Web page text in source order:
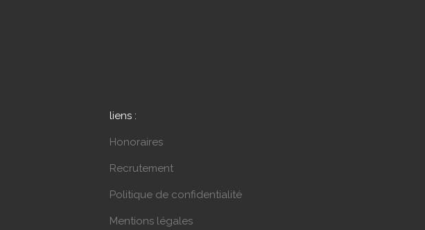
liens :
Honoraires
Recrutement
Politique de confidentialité
Mentions légales